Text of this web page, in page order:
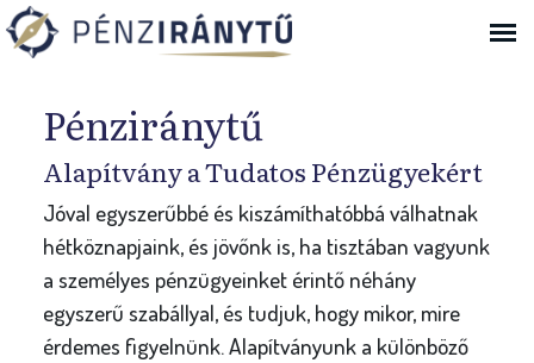
Ugrás a navigációhoz Bejelentkezés
Pénziránytű
Alapítvány a Tudatos Pénzügyekért
Jóval egyszerűbbé és kiszámíthatóbbá válhatnak
hétköznapjaink, és jövőnk is, ha tisztában vagyunk
a személyes pénzügyeinket érintő néhány
egyszerű szabállyal, és tudjuk, hogy mikor, mire
érdemes figyelnünk. Alapítványunk a különböző